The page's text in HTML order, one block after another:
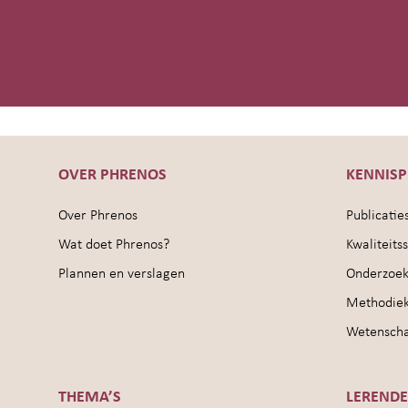
OVER PHRENOS
Over Phrenos
Wat doet Phrenos?
Plannen en verslagen
THEMA’S